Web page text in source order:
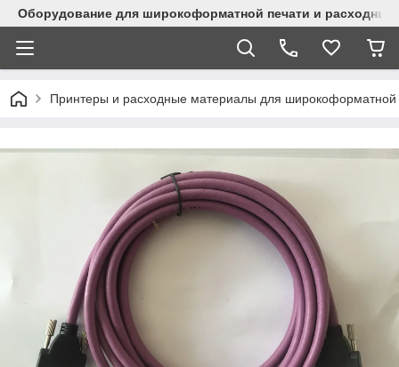
Оборудование для широкоформатной печати и
Принтеры и расходные материалы для широкоформатной